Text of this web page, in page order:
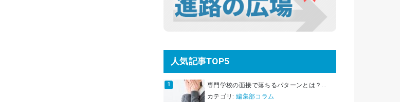
人気記事TOP5
専門学校の面接で落ちるパターンとは？...
カテゴリ:編集部コラム